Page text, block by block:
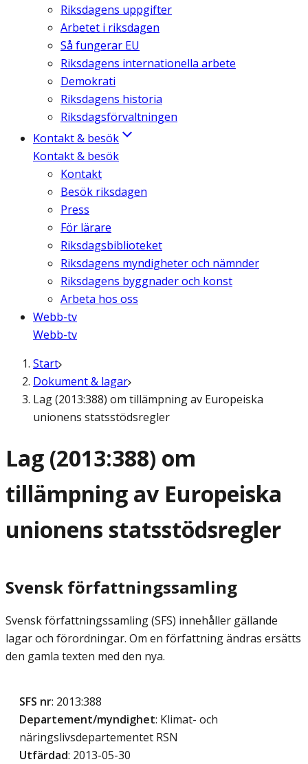
Riksdagens uppgifter
Arbetet i riksdagen
Så fungerar EU
Riksdagens internationella arbete
Demokrati
Riksdagens historia
Riksdagsförvaltningen
Kontakt & besök
Kontakt & besök
Kontakt
Besök riksdagen
Press
För lärare
Riksdagsbiblioteket
Riksdagens myndigheter och nämnder
Riksdagens byggnader och konst
Arbeta hos oss
Webb-tv
Webb-tv
Start
Dokument & lagar
Lag (2013:388) om tillämpning av Europeiska
unionens statsstödsregler
Lag (2013:388) om
tillämpning av Europeiska
unionens statsstödsregler
Svensk författningssamling
Svensk författningssamling (SFS) innehåller gällande
lagar och förordningar. Om en författning ändras ersätts
den gamla texten med den nya.
SFS nr: 2013:388
Departement/myndighet: Klimat- och
näringslivsdepartementet RSN
Utfärdad: 2013-05-30